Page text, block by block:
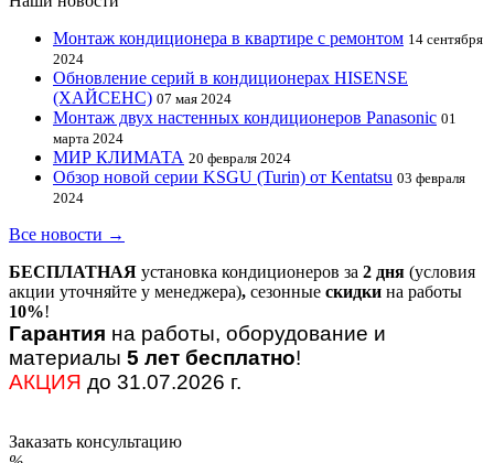
Монтаж кондиционера в квартире с ремонтом 14 сентября
2024
Обновление серий в кондиционерах HISENSE
(ХАЙСЕНС) 07 мая 2024
Монтаж двух настенных кондиционеров Panasonic 01
марта 2024
МИР КЛИМАТА 20 февраля 2024
Обзор новой серии KSGU (Turin) от Kentatsu 03 февраля
2024
Все новости →
БЕСПЛАТНАЯ установка кондиционеров за 2 дня (условия
акции уточняйте у менеджера), сезонные скидки на работы
10%!
Гарантия на работы, оборудование и
материалы 5 лет бесплатно!
АКЦИЯ до 31.07.2026 г.
Заказать консультацию